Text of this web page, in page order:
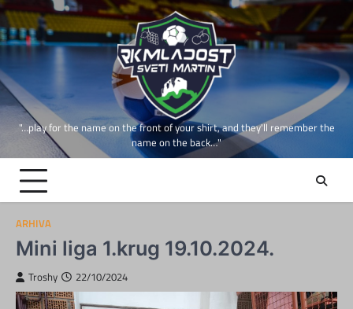
Skip
to
content
"…play for the name on the front of your shirt, and they'll remember the
name on the back…"
ARHIVA
Mini liga 1.krug 19.10.2024.
Troshy 22/10/2024